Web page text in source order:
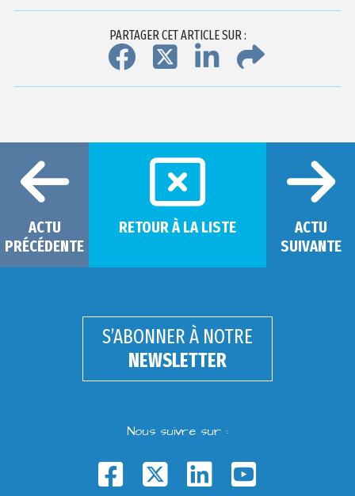
PARTAGER CET ARTICLE SUR :
ACTU
PRÉCÉDENTE
RETOUR À LA LISTE
ACTU
SUIVANTE
S’ABONNER À NOTRE
NEWSLETTER
Nous suivre sur :